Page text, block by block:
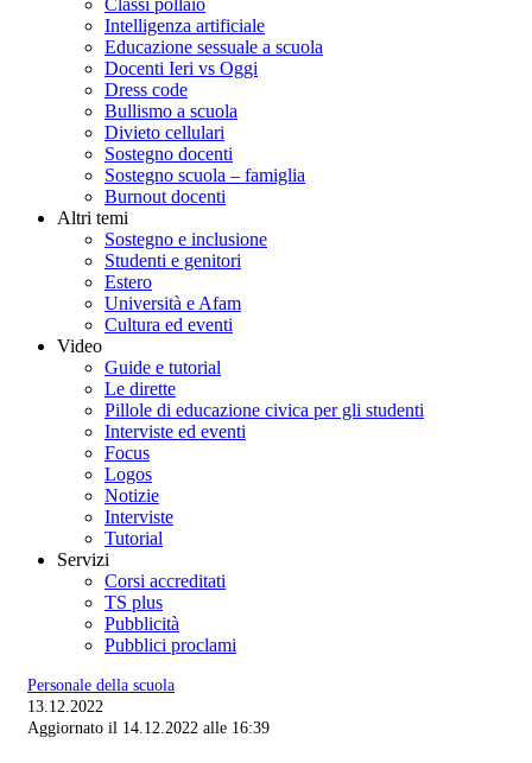
Classi pollaio
Intelligenza artificiale
Educazione sessuale a scuola
Docenti Ieri vs Oggi
Dress code
Bullismo a scuola
Divieto cellulari
Sostegno docenti
Sostegno scuola – famiglia
Burnout docenti
Altri temi
Sostegno e inclusione
Studenti e genitori
Estero
Università e Afam
Cultura ed eventi
Video
Guide e tutorial
Le dirette
Pillole di educazione civica per gli studenti
Interviste ed eventi
Focus
Logos
Notizie
Interviste
Tutorial
Servizi
Corsi accreditati
TS plus
Pubblicità
Pubblici proclami
Personale della scuola
13.12.2022
Aggiornato il 14.12.2022 alle 16:39